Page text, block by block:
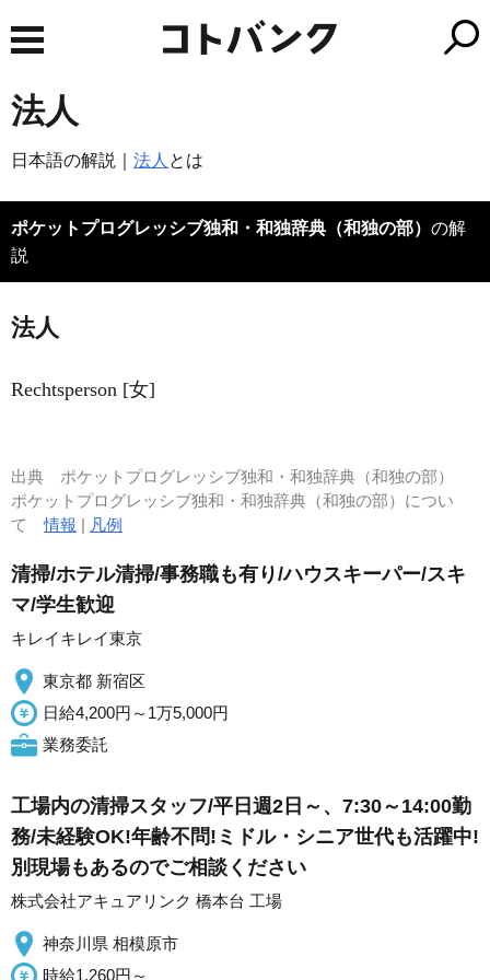
法人
日本語の解説｜ 法人 とは
ポケットプログレッシブ独和・和独辞典（和独の部） の解
説
法人
Rechtsperson [女]
出典 ポケットプログレッシブ独和・和独辞典（和独の部）
ポケットプログレッシブ独和・和独辞典（和独の部）につい
て情報 | 凡例
清掃/ホテル清掃/事務職も有り/ハウスキーパー/スキ
マ/学生歓迎
キレイキレイ東京
東京都 新宿区
日給4,200円～1万5,000円
業務委託
工場内の清掃スタッフ/平日週2日～、7:30～14:00勤
務/未経験OK!年齢不問!ミドル・シニア世代も活躍中!
別現場もあるのでご相談ください
株式会社アキュアリンク 橋本台 工場
神奈川県 相模原市
時給1,260円～